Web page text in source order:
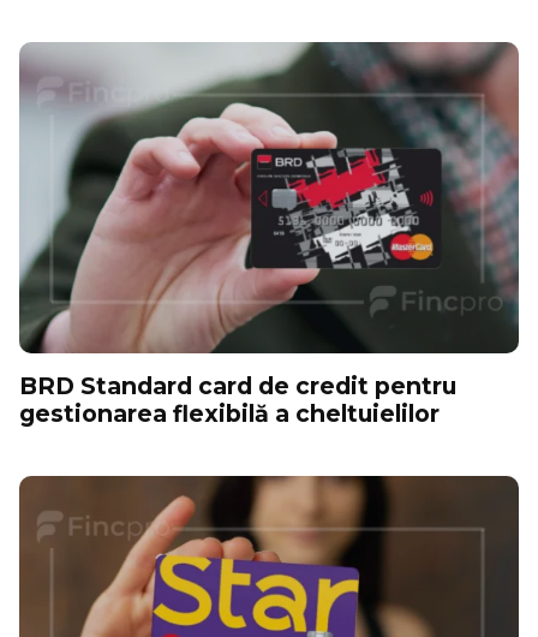
BRD Standard card de credit pentru
gestionarea flexibilă a cheltuielilor